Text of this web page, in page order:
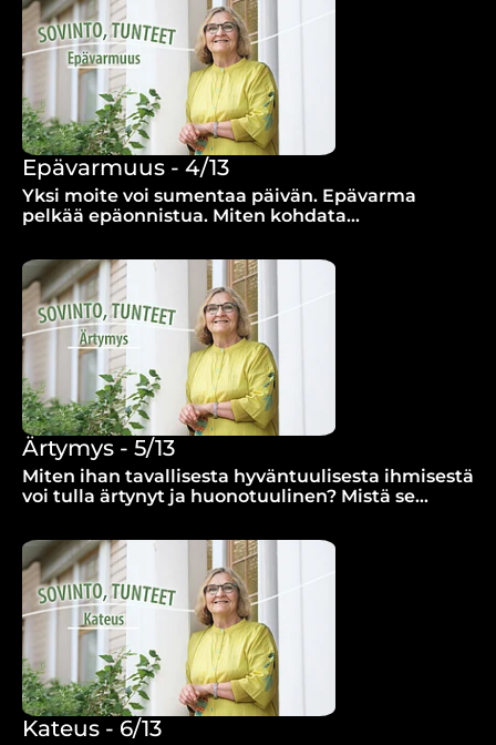
Epävarmuus - 4/13
Yksi moite voi sumentaa päivän. Epävarma
pelkää epäonnistua. Miten kohdata
Ärtymys - 5/13
Miten ihan tavallisesta hyväntuulisesta ihmisestä
voi tulla ärtynyt ja huonotuulinen? Mistä se
Kateus - 6/13